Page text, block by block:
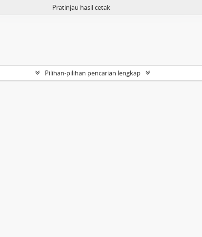
Pratinjau hasil cetak
Pilihan-pilihan pencarian lengkap